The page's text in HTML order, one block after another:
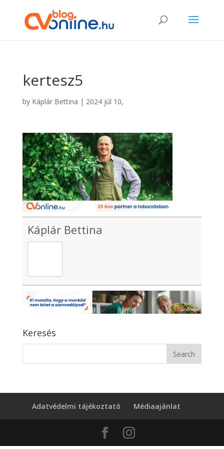
kertesz5
by Káplár Bettina | 2024 júl 10,
Káplár Bettina
Keresés
Adatvédelmi tájékoztató Médiaajánlat